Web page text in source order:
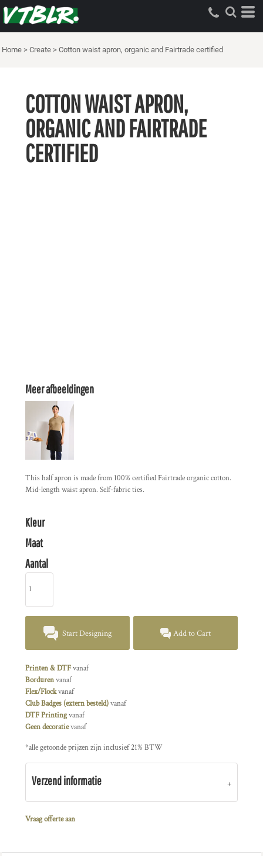
Home > Create > Cotton waist apron, organic and Fairtrade certified
COTTON WAIST APRON,
ORGANIC AND FAIRTRADE
CERTIFIED
Meer afbeeldingen
This half apron is made from 100% certified Fairtrade organic cotton.
Mid-length waist apron. Self-fabric ties.
Kleur
Maat
Aantal
Start Designing Add to Cart
Printen & DTFvanaf
Bordurenvanaf
Flex/Flockvanaf
Club Badges (extern besteld)vanaf
DTF Printingvanaf
Geen decoratievanaf
*alle getoonde prijzen zijn inclusief 21% BTW
Verzend informatie
Vraag offerte aan